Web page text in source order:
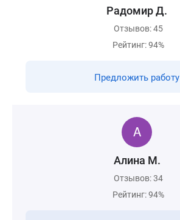
Радомир Д.
Отзывов: 45
Рейтинг: 94%
Предложить работу
Aлина М.
Отзывов: 34
Рейтинг: 94%